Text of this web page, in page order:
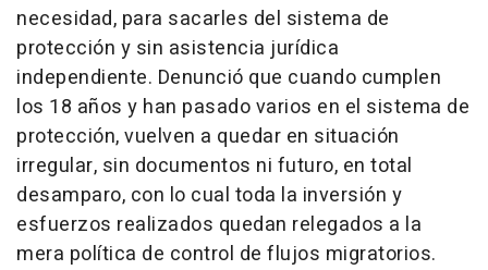
necesidad, para sacarles del sistema de
protección y sin asistencia jurídica
independiente. Denunció que cuando cumplen
los 18 años y han pasado varios en el sistema de
protección, vuelven a quedar en situación
irregular, sin documentos ni futuro, en total
desamparo, con lo cual toda la inversión y
esfuerzos realizados quedan relegados a la
mera política de control de flujos migratorios.